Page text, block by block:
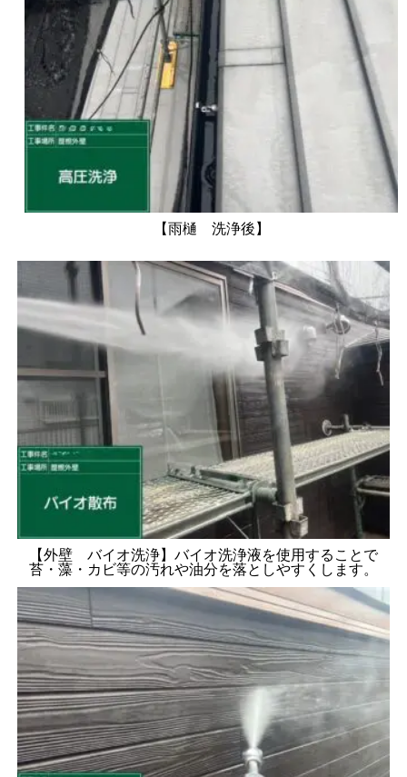
【雨樋 洗浄後】
【外壁 バイオ洗浄】バイオ洗浄液を使用することで
苔・藻・カビ等の汚れや油分を落としやすくします。